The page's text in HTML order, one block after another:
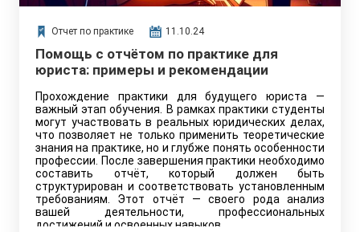
Отчет по практике 11.10.24
Помощь с отчётом по практике для
юриста: примеры и рекомендации
Прохождение практики для будущего юриста —
важный этап обучения. В рамках практики студенты
могут участвовать в реальных юридических делах,
что позволяет не только применить теоретические
знания на практике, но и глубже понять особенности
профессии. После завершения практики необходимо
составить отчёт, который должен быть
структурирован и соответствовать установленным
требованиям. Этот отчёт — своего рода анализ
вашей деятельности, профессиональных
достижений и освоенных навыков.